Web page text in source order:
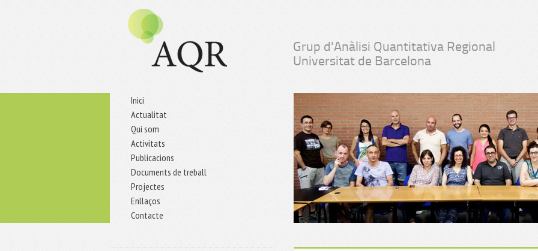
Grup d'Anàlisi Quantitativa Regional
Universitat de Barcelona
Inici
Actualitat
Qui som
Activitats
Publicacions
Documents de treball
Projectes
Enllaços
Contacte